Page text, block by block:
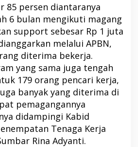
85 persen diantaranya
6 bulan mengikuti magang
support sebesar Rp 1 juta
melalui APBN,
diterima bekerja.
yang sama juga tengah
179 orang pencari kerja,
banyak yang diterima di
pemagangannya
didampingi Kabid
Tenaga Kerja
Rina Adyanti.